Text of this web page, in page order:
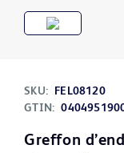
SKU:
FEL08120
GTIN:
Greffon